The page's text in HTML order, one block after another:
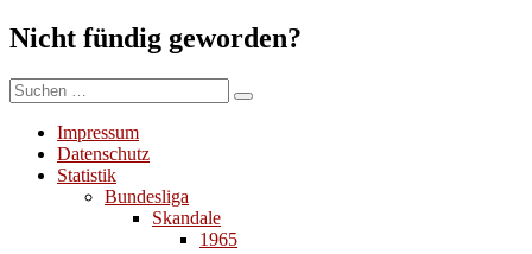
Nicht fündig geworden?
Suchen
nach:
Suchen
Impressum
Datenschutz
Statistik
Bundesliga
Skandale
1965